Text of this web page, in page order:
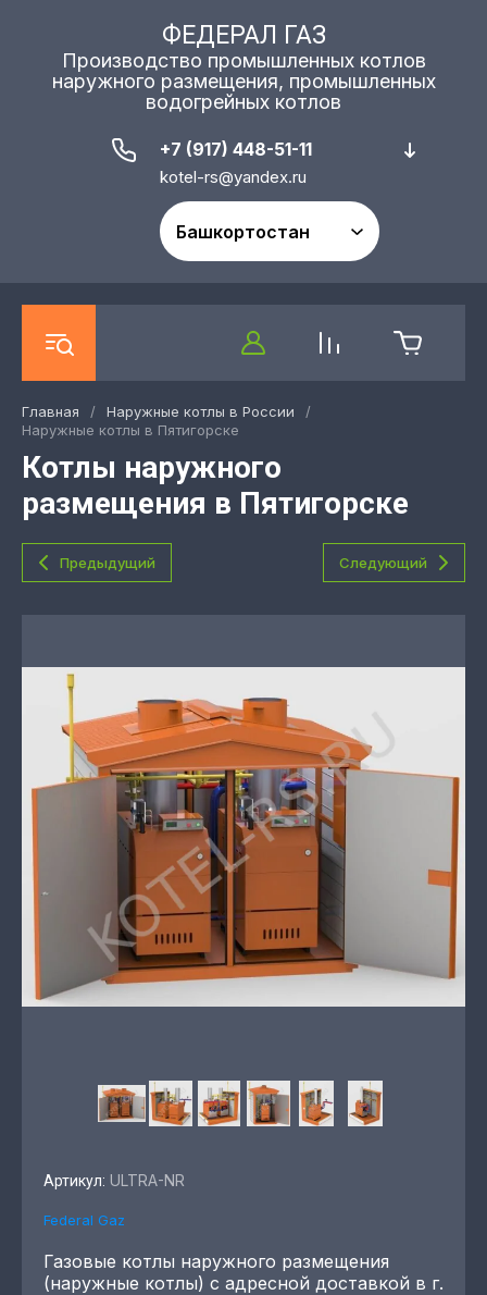
ФЕДЕРАЛ ГАЗ
Производство промышленных котлов
наружного размещения, промышленных
водогрейных котлов
+7 (917) 448-51-11
kotel-rs@yandex.ru
Главная / Наружные котлы в России
/
Наружные котлы в Пятигорске
Котлы наружного
размещения в Пятигорске
Предыдущий Следующий
Артикул: ULTRA-NR
Federal Gaz
Газовые котлы наружного размещения
(наружные котлы) с адресной доставкой в г.